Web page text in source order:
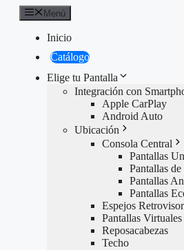
Saltar
contenido
Menú
Inicio
Catálogo
Elige tu Pantalla
Integración con
Apple CarPlay
Android Auto
Ubicación
Consola Central
Pantallas
Pantallas
Pantallas
Pantallas
Espejos
Pantallas
Reposacabezas
Techo